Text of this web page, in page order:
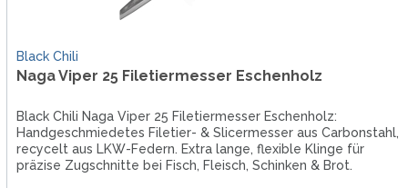
Black Chili
Naga Viper 25 Filetiermesser Eschenholz
Black Chili Naga Viper 25 Filetiermesser Eschenholz:
Handgeschmiedetes Filetier- & Slicermesser aus Carbonstahl,
recycelt aus LKW-Federn. Extra lange, flexible Klinge für
präzise Zugschnitte bei Fisch, Fleisch, Schinken & Brot.